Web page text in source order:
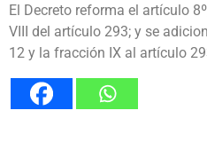
El Decreto reforma el artículo
VIII del artículo 293; y se
12 y la fracción IX al artículo